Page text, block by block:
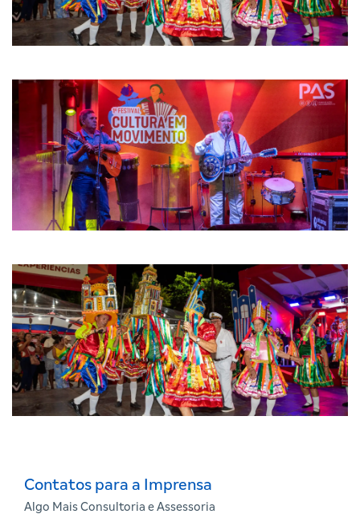
Contatos para a Imprensa
Algo Mais Consultoria e Assessoria